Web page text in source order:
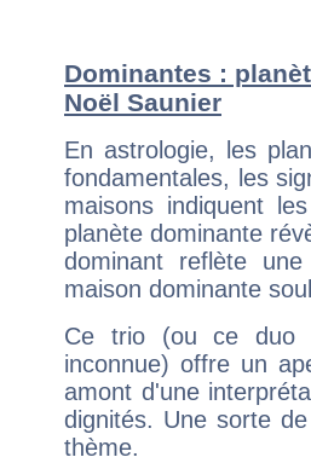
Dominantes :
Noël Saunier
En astrologie, les
fondamentales, les
maisons indiquent
planète dominante
dominant reflète
maison dominante
Ce trio (ou ce duo
inconnue) offre un
amont d'une
dignités. Une sorte
thème.